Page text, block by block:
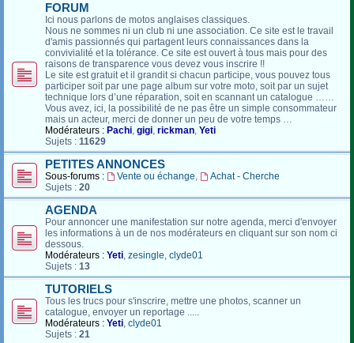
FORUM
Ici nous parlons de motos anglaises classiques.
Nous ne sommes ni un club ni une association. Ce site est le travail
d'amis passionnés qui partagent leurs connaissances dans la
convivialité et la tolérance. Ce site est ouvert à tous mais pour des
raisons de transparence vous devez vous inscrire !!
Le site est gratuit et il grandit si chacun participe, vous pouvez tous
participer soit par une page album sur votre moto, soit par un sujet
technique lors d’une réparation, soit en scannant un catalogue ……
Vous avez, ici, la possibilité de ne pas être un simple consommateur
mais un acteur, merci de donner un peu de votre temps …
Modérateurs : Pachi, gigi, rickman, Yeti
Sujets : 11629
PETITES ANNONCES
Sous-forums : Vente ou échange,
Achat - Cherche
Sujets : 20
AGENDA
Pour annoncer une manifestation sur notre agenda, merci d'envoyer
les informations à un de nos modérateurs en cliquant sur son nom ci
dessous.
Modérateurs : Yeti, zesingle, clyde01
Sujets : 13
TUTORIELS
Tous les trucs pour s'inscrire, mettre une photos, scanner un
catalogue, envoyer un reportage .....
Modérateurs : Yeti, clyde01
Sujets : 21